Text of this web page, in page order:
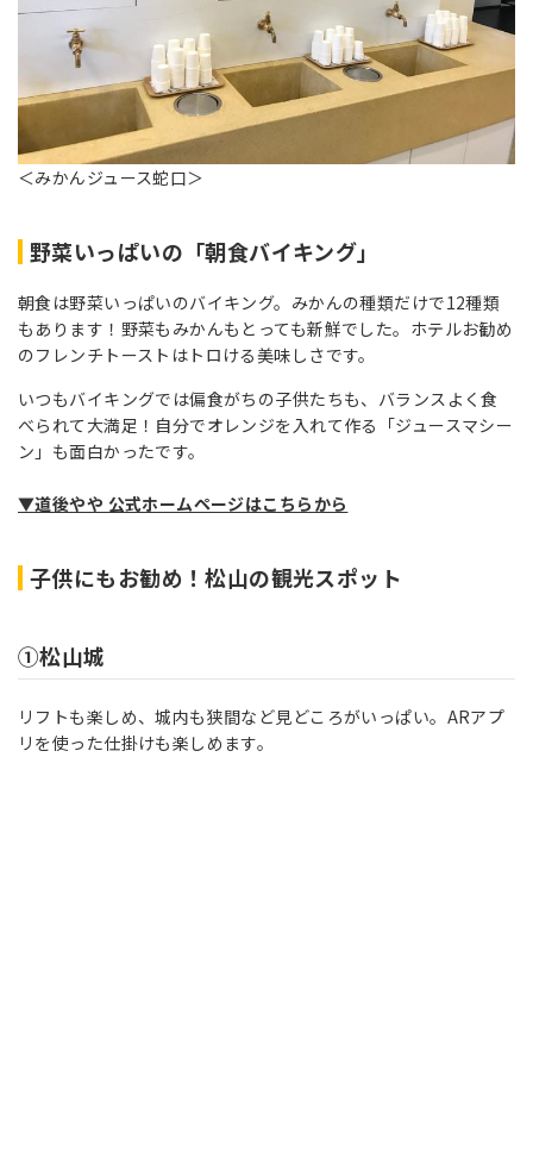
＜みかんジュース蛇口＞
野菜いっぱいの「朝食バイキング」
朝食は野菜いっぱいのバイキング。みかんの種類だけで12種類
もあります！野菜もみかんもとっても新鮮でした。ホテルお勧め
のフレンチトーストはトロける美味しさです。
いつもバイキングでは偏食がちの子供たちも、バランスよく食
べられて大満足！自分でオレンジを入れて作る「ジュースマシー
ン」も面白かったです。
▼道後やや 公式ホームページはこちらから
子供にもお勧め！松山の観光スポット
①松山城
リフトも楽しめ、城内も狭間など見どころがいっぱい。ARアプ
リを使った仕掛けも楽しめます。